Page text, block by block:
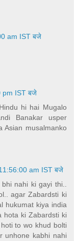
am IST बजे
pm IST बजे
hi hai Mugalo
Banakar usper
Asian musalmanko
11:56:00 am IST बजे
nahi ki gayi thi..
agar Zabardsti ki
hukumat kiya india
hota ki Zabardsti ki
to wo khud bolti
unhone kabhi nahi